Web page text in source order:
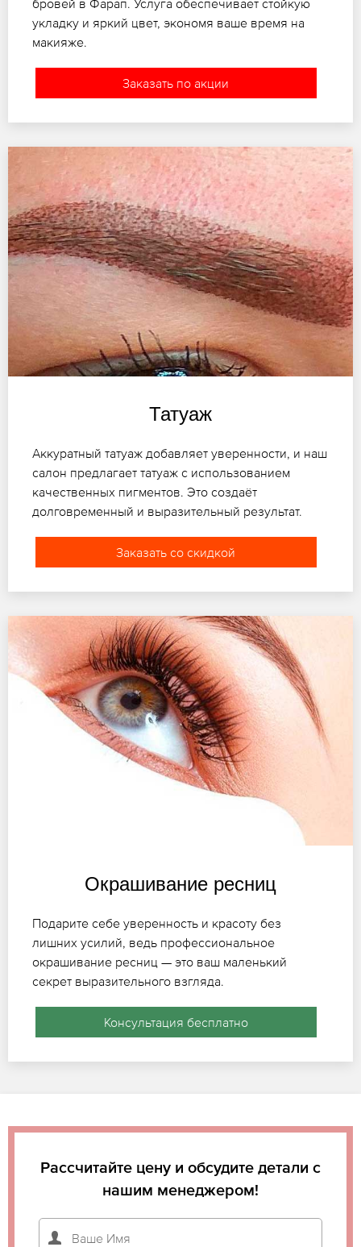
бровей в Фарап. Услуга обеспечивает стойкую
укладку и яркий цвет, экономя ваше время на
макияже.
Заказать по акции
Татуаж
Аккуратный татуаж добавляет уверенности, и наш
салон предлагает татуаж с использованием
качественных пигментов. Это создаёт
долговременный и выразительный результат.
Заказать со скидкой
Окрашивание ресниц
Подарите себе уверенность и красоту без
лишних усилий, ведь профессиональное
окрашивание ресниц — это ваш маленький
секрет выразительного взгляда.
Консультация бесплатно
Рассчитайте цену и обсудите детали с
нашим менеджером!